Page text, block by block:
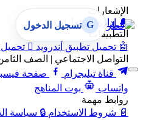
الإشعارات
🔔 إدارة الإشعارات
التطبيقات
🤖 تحميل تطبيق أندرويد 
التواصل الاجتماعي | الصف
قناة تيليجرام
صفحة
واتساب
بوت المناهج
روابط مهمة
📄 شروط الاستخدام 🔒 سياسة
G تسجيل الدخول